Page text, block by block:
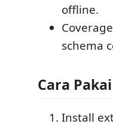
offline.
schema
Cara Pakai
Install